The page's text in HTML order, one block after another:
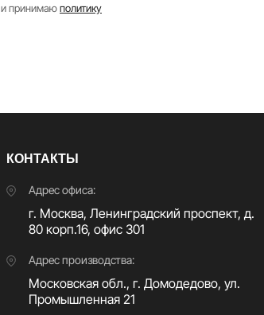
и принимаюполитику
КОНТАКТЫ
Адрес офиса:
г. Москва, Ленинградский проспект, д.
80 корп.16, офис 301
Адрес производства:
Московская обл., г. Домодедово, ул.
Промышленная 21